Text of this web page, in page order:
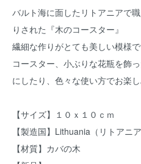
バルト海に面したリトアニアで
りされた『木のコースター』
繊細な作りがとても美しい模様で
コースター、小ぶりな花瓶を飾
にしたり、色々な使い方でお楽し
【サイズ】１０ｘ１０ｃｍ
【製造国】Lithuania（リトアニア
【材質】カバの木